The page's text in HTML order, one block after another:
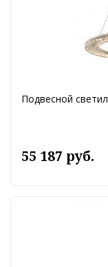
Подвесной
55 187 руб.